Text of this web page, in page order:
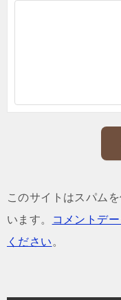
このサイトはスパム
います。
コメントデ
ください 。